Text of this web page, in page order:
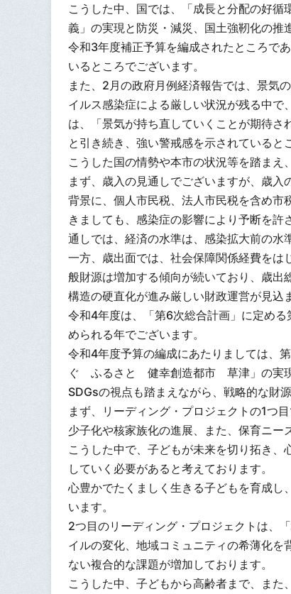
こうした中、国では、「成長と分配の好
義」の実現と防災・減災、国土強靭化の推
令和3年度補正予算を編成されたところで
いるところでございます。
また、2月の政府月例経済報告では、景気
イルス感染症による厳しい状況が残る中
は、「景気が持ち直していくことが期待さ
と引き続き、強い警戒感を示されていると
こうした国の情勢や本市の状況等を踏まえ
まず、歳入の見通しでございますが、歳
背景に、個人市民税、法人市民税を含め
きましても、感染症の影響により予断を
通しでは、経済の水準は、感染拡大前の水
一方、歳出面では、社会保障関係経費を
般財源は増加する傾向が続いており、歳
構造の硬直化が進み厳しい財政運営が見込
令和4年度は、「第6次総合計画」に定め
められる年でございます。
令和4年度予算の編成にあたりましては、
ぐ ふるさと 健幸創造都市 草津」の実現
SDGsの視点も踏まえながら、戦略的な財
まず、リーディング・プロジェクトの1つ
少子化や核家族化の進展、また、保育ニー
こうした中で、子どもが未来を切り拓き
していく必要があると考えております。
心豊かでたくましく生きる子どもを育成
います。
2つ目のリーディング・プロジェクトは、
イルの変化、地域コミュニティの希薄化
ない複合的な課題が増加しております。
こうした中、子どもから高齢者まで、ま